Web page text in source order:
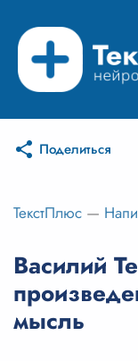
Режимы
Цены
Вход
Вход с Telegram
Поделиться
ТекстПлюс —
Василий
мысль